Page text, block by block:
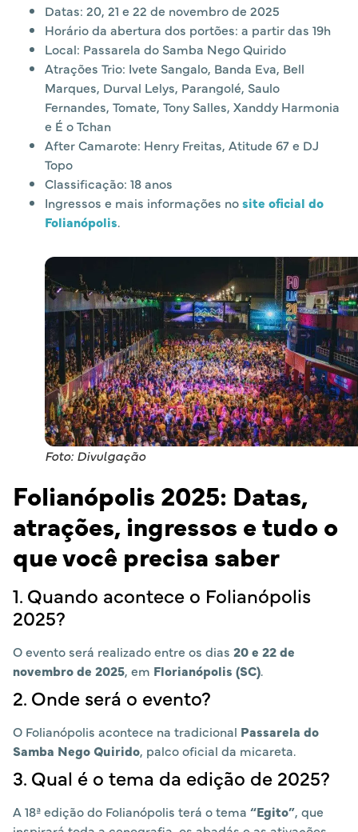
Datas: 20, 21 e 22 de novembro de 2025
Horário da abertura dos portões: a partir das 19h
Local: Passarela do Samba Nego Quirido
Atrações Trio: Ivete Sangalo, Banda Eva, Bell
Marques, Durval Lelys, Parangolé, Saulo
Fernandes, Tomate, Tony Salles, Xanddy Harmonia
e É o Tchan
After Camarote: Henry Freitas, Atitude 67 e DJ
Topo
Classificação: 18 anos
Ingressos e mais informações nosite oficial do
Folianópolis.
Foto: Divulgação
Folianópolis 2025: Datas,
atrações, ingressos e tudo o
que você precisa saber
1. Quando acontece o Folianópolis
2025?
O evento será realizado entre os dias 20 e 22 de
novembro de 2025, em Florianópolis (SC).
2. Onde será o evento?
O Folianópolis acontece na tradicional Passarela do
Samba Nego Quirido, palco oficial da micareta.
3. Qual é o tema da edição de 2025?
A 18ª edição do Folianópolis terá o tema “Egito”, que